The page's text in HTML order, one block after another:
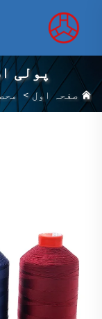
پولی
صفحہ اول>